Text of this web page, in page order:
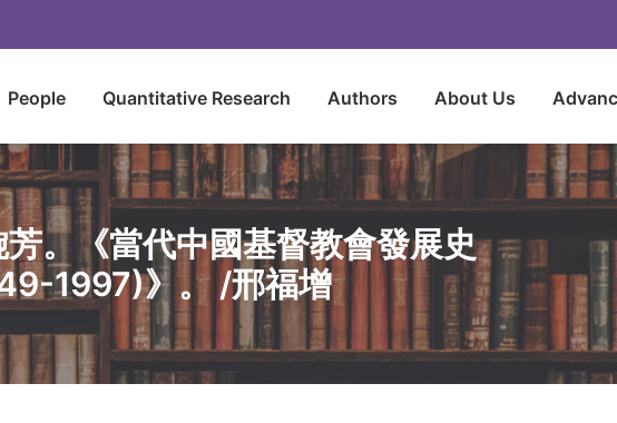
People Quantitative Research Authors About Us
。《當代中國基督教會發展史
1997)》。 /邢福增